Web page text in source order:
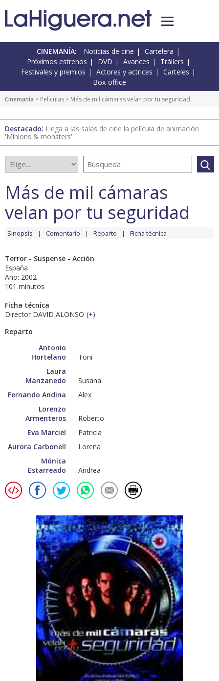
CINEMANÍA: Noticias de cine
Cartelera
Próximos estrenos
DVD Avances
Tráilers
Festivales y premios
Actores y actrices
Carteles
Box-office
Cinemanía > Películas > Más de mil cámaras velan por tu seguridad
Destacado: Llega a las salas de cine la película de animación
'Minions & monsters'
Más de mil cámaras
velan por tu seguridad
Sinopsis Comentario Reparto Ficha técnica
Terror - Suspense - Acción
España
Año: 2002
101 minutos
Ficha técnica
Director DAVID ALONSO (+)
Reparto
Antonio
Hortelano
Toni
Laura
Manzanedo
Susana
Fernando Andina
Alex
Lorenzo
Armenteros
Roberto
Eva Marciel
Patricia
Aurora Carbonell
Lorena
Mónica
Estarreado
Andrea